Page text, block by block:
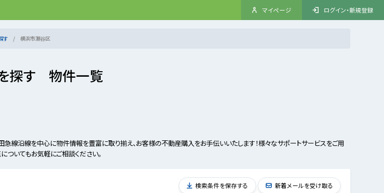
マイページ ログイン・新規登録
す 横浜市瀬谷区
探す 物件一覧
沿線を中心に物件情報を豊富に取り揃え、お客様の不動産購入をお手伝いいたします！様々なサポートサービスをご用
ついてもお気軽にご相談ください。
検索条件を保存する 新着メールを受け取る